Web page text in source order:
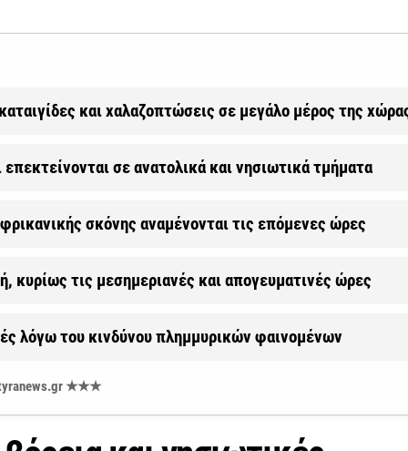
και χαλαζοπτώσεις σε μεγάλο μέρος της
σε ανατολικά και νησιωτικά τμήματα
σκόνης αναμένονται τις επόμενες ώρες
κυρίως τις μεσημεριανές και απογευματινές ώρες
λόγω του κινδύνου πλημμυρικών φαινομένων
styranews.gr ★★★